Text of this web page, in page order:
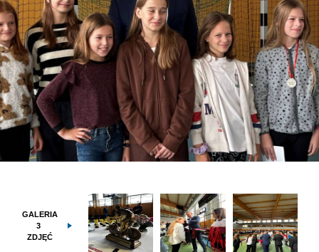
GALERIA
3
ZDJĘĆ